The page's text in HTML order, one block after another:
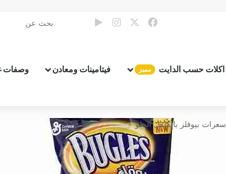
فيسبوك انستقرام الوضع المظلم
اكلات حسب الدايت مميز فيتامينات ومعادن وصفات
سعرات بيوقلز بالفلفل الحلو